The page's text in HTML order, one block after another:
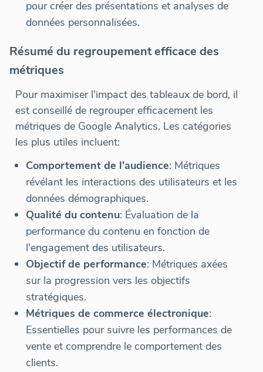
pour créer des présentations et analyses de
données personnalisées.
Résumé du regroupement efficace des
métriques
Pour maximiser l'impact des tableaux de bord, il
est conseillé de regrouper efficacement les
métriques de Google Analytics. Les catégories
les plus utiles incluent:
Comportement de l'audience: Métriques
révélant les interactions des utilisateurs et les
données démographiques.
Qualité du contenu: Évaluation de la
performance du contenu en fonction de
l'engagement des utilisateurs.
Objectif de performance: Métriques axées
sur la progression vers les objectifs
stratégiques.
Métriques de commerce électronique:
Essentielles pour suivre les performances de
vente et comprendre le comportement des
clients.